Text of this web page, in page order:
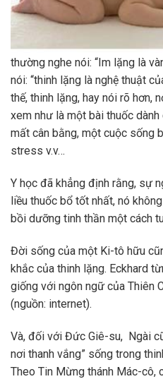
thường nghe nói: “Im lặng là
nói: “thinh lặng là nghệ thuật
thế, thinh lặng, hay nói rõ hơn,
xem như là một bài thuốc
mất cân bằng, một cuộc sống
stress v.v…
Y học đã khẳng định rằng, sự
liều thuốc bổ tốt nhất, nó
bồi dưỡng tinh thần một cách
Đời sống của một Ki-tô hữu
khắc của thinh lặng. Eckhard
giống với ngôn ngữ của Thiên
(nguồn: internet).
Và, đối với Đức Giê-su, Ngài
nơi thanh vắng” sống trong
Theo Tin Mừng thánh Mác-cô,